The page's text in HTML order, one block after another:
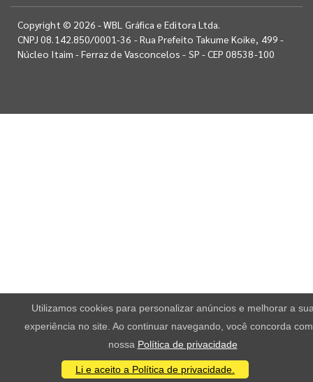
Copyright © 2026 - WBL Gráfica e Editora Ltda.
CNPJ 08.142.850/0001-36 - Rua Prefeito Takume Koike, 499 -
Núcleo Itaim - Ferraz de Vasconcelos - SP - CEP 08538-100
Utilizamos cookies para personalizar anúncios e melhorar a
experiência no site. Ao continuar navegando, você concorda
nossa Política de privacidade
Li e aceito a Política de privacidade.